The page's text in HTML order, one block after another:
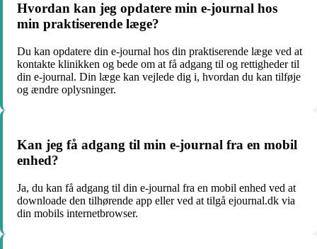
Hvordan kan jeg opdatere min e-journal hos
min praktiserende læge?
Du kan opdatere din e-journal hos din praktiserende læge ved at
kontakte klinikken og bede om at få adgang til og rettigheder til
din e-journal. Din læge kan vejlede dig i, hvordan du kan tilføje
og ændre oplysninger.
Kan jeg få adgang til min e-journal fra en mobil
enhed?
Ja, du kan få adgang til din e-journal fra en mobil enhed ved at
downloade den tilhørende app eller ved at tilgå ejournal.dk via
din mobils internetbrowser.